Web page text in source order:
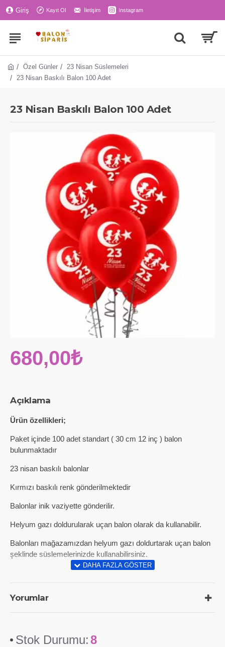
Giriş Kayıt Ol İletişim Instagram
Özel Günler
23 Nisan Süslemeleri
23 Nisan Baskılı Balon 100 Adet
23 Nisan Baskılı Balon 100 Adet
Açıklama
Ürün özellikleri;
Paket içinde 100 adet standart ( 30 cm 12 inç ) balon
bulunmaktadır
23 nisan baskılı balonlar
Kırmızı baskılı renk gönderilmektedir
Balonlar inik vaziyette gönderilir.
Helyum gazı doldurularak uçan balon olarak da kullanabilir.
Balonları mağazamızdan helyum gazı doldurtarak uçan balon
şeklinde süslemelerinizde kullanabilirsiniz.
Yorumlar
Stok Durumu:8
680,00₺